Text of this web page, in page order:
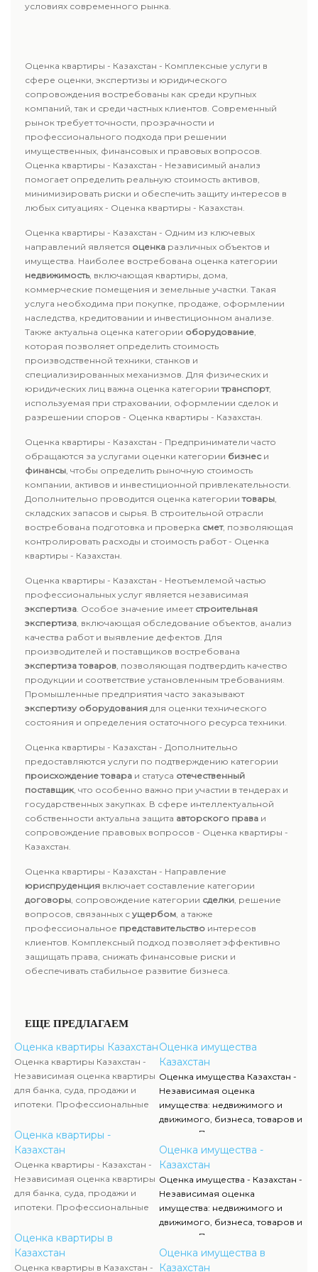
условиях современного рынка.
Оценка квартиры - Казахстан - Комплексные услуги в
сфере оценки, экспертизы и юридического
сопровождения востребованы как среди крупных
компаний, так и среди частных клиентов. Современный
рынок требует точности, прозрачности и
профессионального подхода при решении
имущественных, финансовых и правовых вопросов.
Оценка квартиры - Казахстан - Независимый анализ
помогает определить реальную стоимость активов,
минимизировать риски и обеспечить защиту интересов в
любых ситуациях - Оценка квартиры - Казахстан.
Оценка квартиры - Казахстан - Одним из ключевых
направлений является оценка различных объектов и
имущества. Наиболее востребована оценка категории
недвижимость, включающая квартиры, дома,
коммерческие помещения и земельные участки. Такая
услуга необходима при покупке, продаже, оформлении
наследства, кредитовании и инвестиционном анализе.
Также актуальна оценка категории оборудование,
которая позволяет определить стоимость
производственной техники, станков и
специализированных механизмов. Для физических и
юридических лиц важна оценка категориитранспорт,
используемая при страховании, оформлении сделок и
разрешении споров - Оценка квартиры - Казахстан.
Оценка квартиры - Казахстан - Предприниматели часто
обращаются за услугами оценки категории бизнес и
финансы, чтобы определить рыночную стоимость
компании, активов и инвестиционной привлекательности.
Дополнительно проводится оценка категориитовары,
складских запасов и сырья. В строительной отрасли
востребована подготовка и проверка смет, позволяющая
контролировать расходы и стоимость работ - Оценка
квартиры - Казахстан.
Оценка квартиры - Казахстан - Неотъемлемой частью
профессиональных услуг является независимая
экспертиза. Особое значение имеет строительная
экспертиза, включающая обследование объектов, анализ
качества работ и выявление дефектов. Для
производителей и поставщиков востребована
экспертиза товаров, позволяющая подтвердить качество
продукции и соответствие установленным требованиям.
Промышленные предприятия часто заказывают
экспертизу оборудования для оценки технического
состояния и определения остаточного ресурса техники.
Оценка квартиры - Казахстан - Дополнительно
предоставляются услуги по подтверждению категории
происхождение товара и статуса отечественный
поставщик, что особенно важно при участии в тендерах и
государственных закупках. В сфере интеллектуальной
собственности актуальна защита авторского права и
сопровождение правовых вопросов - Оценка квартиры -
Казахстан.
Оценка квартиры - Казахстан - Направление
юриспруденция включает составление категории
договоры, сопровождение категории сделки, решение
вопросов, связанных с ущербом, а также
профессиональное представительство интересов
клиентов. Комплексный подход позволяет эффективно
защищать права, снижать финансовые риски и
обеспечивать стабильное развитие бизнеса.
ЕЩЕ ПРЕДЛАГАЕМ
Оценка квартиры Казахстан
Оценка квартиры Казахстан -
Независимая оценка квартиры
для банка, суда, продажи и
ипотеки. Профессиональные
и рассчитывают стоимость
жилья с учетом всех
параметров. Оценка квартиры
помогает определить
справедливую цену и избежать
рисков при сделках. Отчет
законодательства и
используется в финансовых и
Оценка квартиры -
Казахстан
Оценка квартиры - Казахстан -
Независимая оценка квартиры
для банка, суда, продажи и
ипотеки. Профессиональные
и рассчитывают стоимость
жилья с учетом всех
параметров. Оценка квартиры
Оценка квартиры в
Казахстан
Оценка квартиры в Казахстан -
Оценка имущества
Казахстан
Оценка имущества Казахстан -
Независимая оценка
имущества: недвижимого и
движимого, бизнеса, товаров и
активов. Проводится оценка
транспорта, оборудования,
смет, животных и
недропользования. Услуга
востребована для сделок,
бухгалтерского учета и
судебных споров. Отчет об
оценке соответствует
требованиям законодательства
и обеспечивает точность и
Оценка имущества -
Казахстан
Оценка имущества - Казахстан -
Независимая оценка
имущества: недвижимого и
движимого, бизнеса, товаров и
активов. Проводится оценка
транспорта, оборудования,
смет, животных и
Оценка имущества в
Казахстан